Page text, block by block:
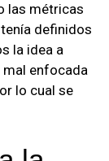
las métricas
definidos
la idea a
mal enfocada
lo cual se